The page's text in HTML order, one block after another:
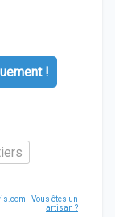
!
-Vous êtes un
artisan ?